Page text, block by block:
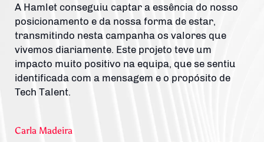
A Hamlet conseguiu captar a essência do nosso
posicionamento e da nossa forma de estar,
transmitindo nesta campanha os valores que
vivemos diariamente. Este projeto teve um
impacto muito positivo na equipa, que se sentiu
identificada com a mensagem e o propósito de
Tech Talent.
Carla Madeira